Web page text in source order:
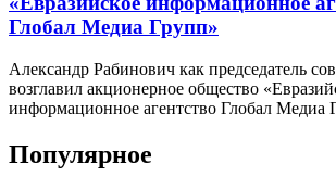
Глобал Медиа Групп»
Александр Рабинович как председатель
возглавил акционерное общество
информационное агентство Глобал
Популярное